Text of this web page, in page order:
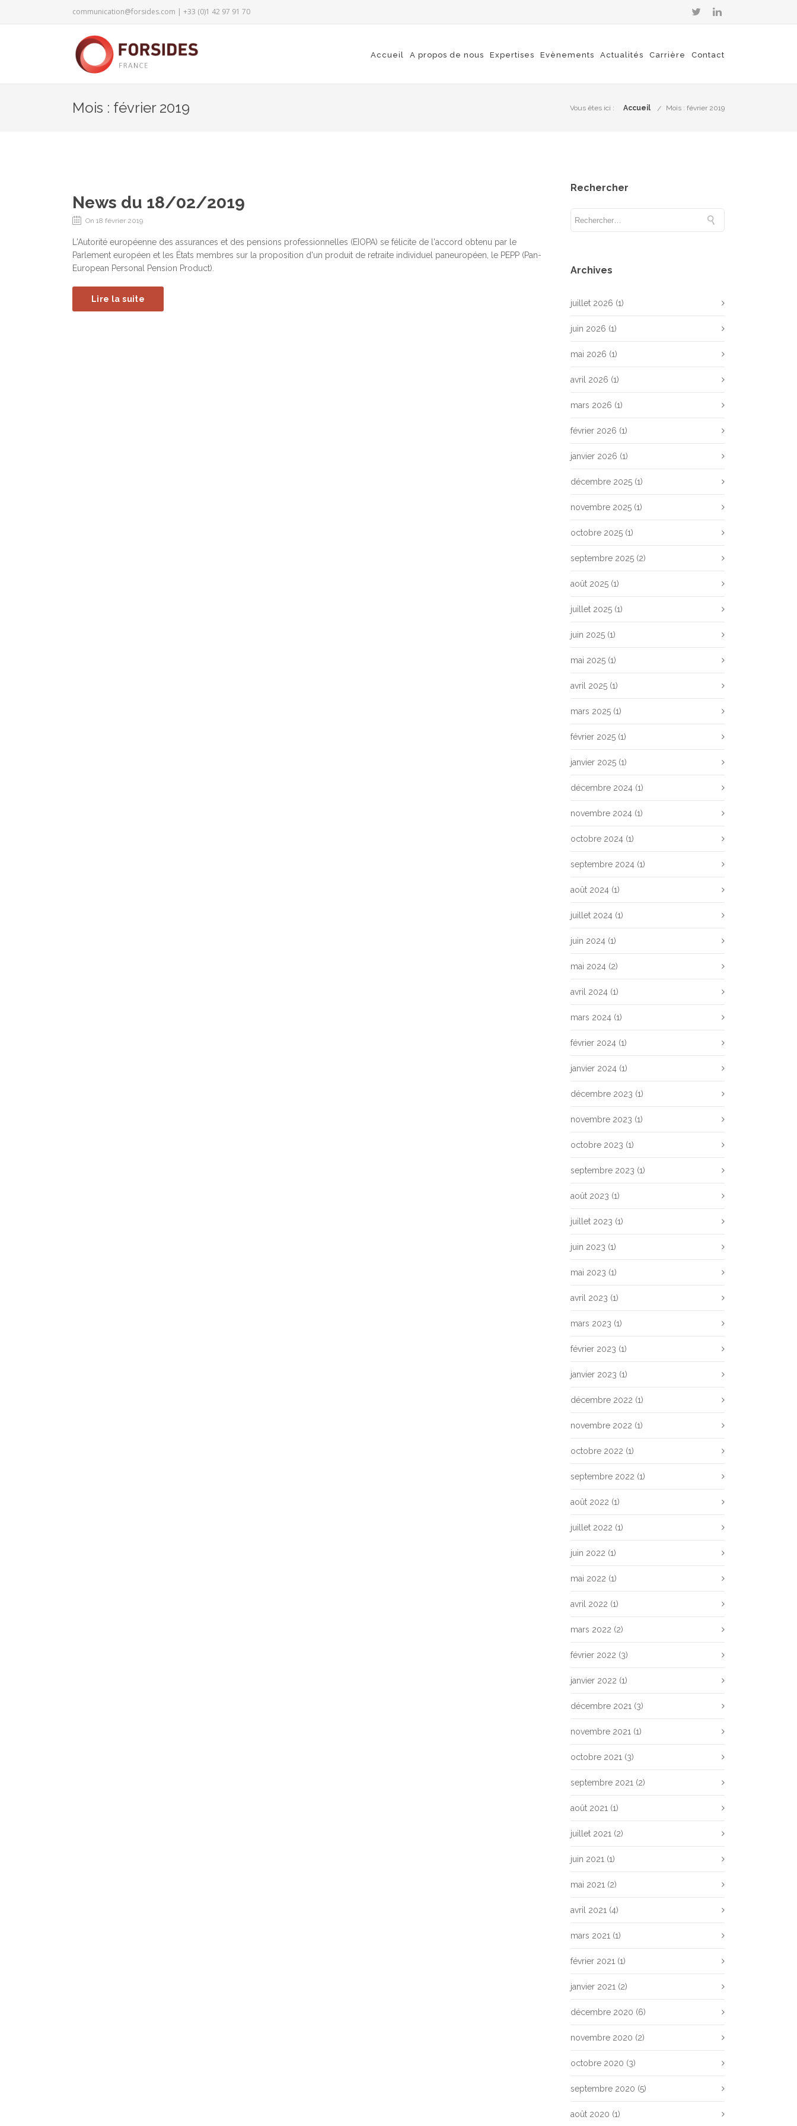
communication@forsides.com | +33 (0)1 42 97 91 70
Accueil A propos de nous Expertises Evènements Actualités Carrière Contact
Mois : février 2019 Vous êtes ici : Accueil Mois : février 2019
News du 18/02/2019
On 18 février 2019
L'Autorité européenne des assurances et des pensions professionnelles (EIOPA) se félicite de l'accord obtenu par le
Parlement européen et les États membres sur la proposition d'un produit de retraite individuel paneuropéen, le PEPP (Pan-
European Personal Pension Product).
Lire la suite
Rechercher
Archives
juillet 2026 (1)
juin 2026 (1)
mai 2026 (1)
avril 2026 (1)
mars 2026 (1)
février 2026 (1)
janvier 2026 (1)
décembre 2025 (1)
novembre 2025 (1)
octobre 2025 (1)
septembre 2025 (2)
août 2025 (1)
juillet 2025 (1)
juin 2025 (1)
mai 2025 (1)
avril 2025 (1)
mars 2025 (1)
février 2025 (1)
janvier 2025 (1)
décembre 2024 (1)
novembre 2024 (1)
octobre 2024 (1)
septembre 2024 (1)
août 2024 (1)
juillet 2024 (1)
juin 2024 (1)
mai 2024 (2)
avril 2024 (1)
mars 2024 (1)
février 2024 (1)
janvier 2024 (1)
décembre 2023 (1)
novembre 2023 (1)
octobre 2023 (1)
septembre 2023 (1)
août 2023 (1)
juillet 2023 (1)
juin 2023 (1)
mai 2023 (1)
avril 2023 (1)
mars 2023 (1)
février 2023 (1)
janvier 2023 (1)
décembre 2022 (1)
novembre 2022 (1)
octobre 2022 (1)
septembre 2022 (1)
août 2022 (1)
juillet 2022 (1)
juin 2022 (1)
mai 2022 (1)
avril 2022 (1)
mars 2022 (2)
février 2022 (3)
janvier 2022 (1)
décembre 2021 (3)
novembre 2021 (1)
octobre 2021 (3)
septembre 2021 (2)
août 2021 (1)
juillet 2021 (2)
juin 2021 (1)
mai 2021 (2)
avril 2021 (4)
mars 2021 (1)
février 2021 (1)
janvier 2021 (2)
décembre 2020 (6)
novembre 2020 (2)
octobre 2020 (3)
septembre 2020 (5)
août 2020 (1)